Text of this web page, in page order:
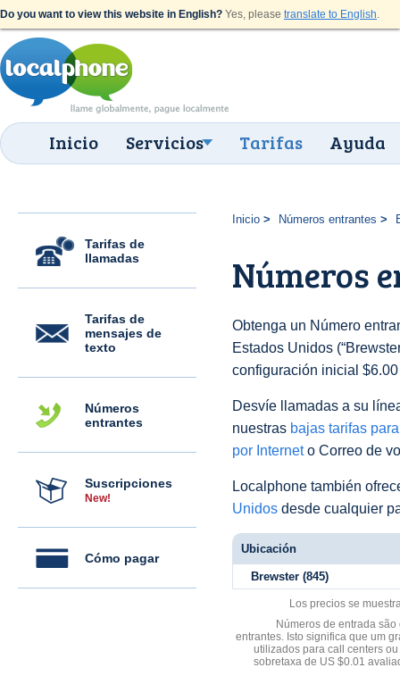
Do you want to view this website in English? Yes, please translate to English.
Inicio Servicios Tarifas Ayuda
Tarifas de
llamadas
Tarifas de
mensajes de
texto
Números
entrantes
Suscripciones
New!
Cómo pagar
Inicio Números entrantes
Números
Obtenga un Número
Estados Unidos
configuración inicial
Desvíe llamadas a su
nuestras bajas tarifas
por Interneto Correo de
Localphone también
Unidos desde cualquier
Ubicación
Brewster (845)
Los precios se
Números de entrada
entrantes. Isto significa que um
utilizados para call centers
sobretaxa de US $0.01